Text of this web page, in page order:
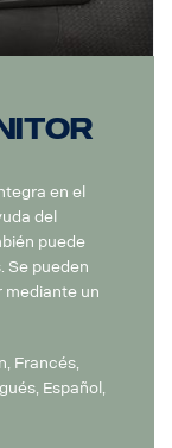
en el
del
puede
Se pueden
mediante un
Francés,
Español,